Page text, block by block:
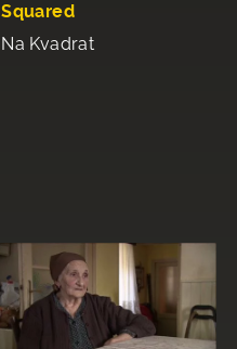
Squared
Na Kvadrat